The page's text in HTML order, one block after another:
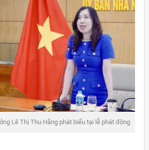
Hằng phát biểu tại lễ phát động